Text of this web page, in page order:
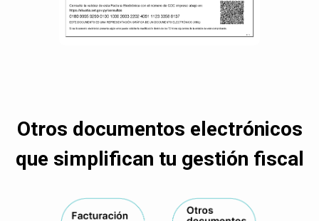
Otros documentos electrónicos
que simplifican tu gestión fiscal